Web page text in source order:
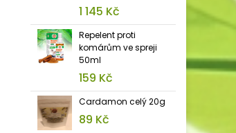
1 145 Kč
Repelent proti
komárům ve spreji
50ml
159 Kč
Cardamon celý 20g
89 Kč